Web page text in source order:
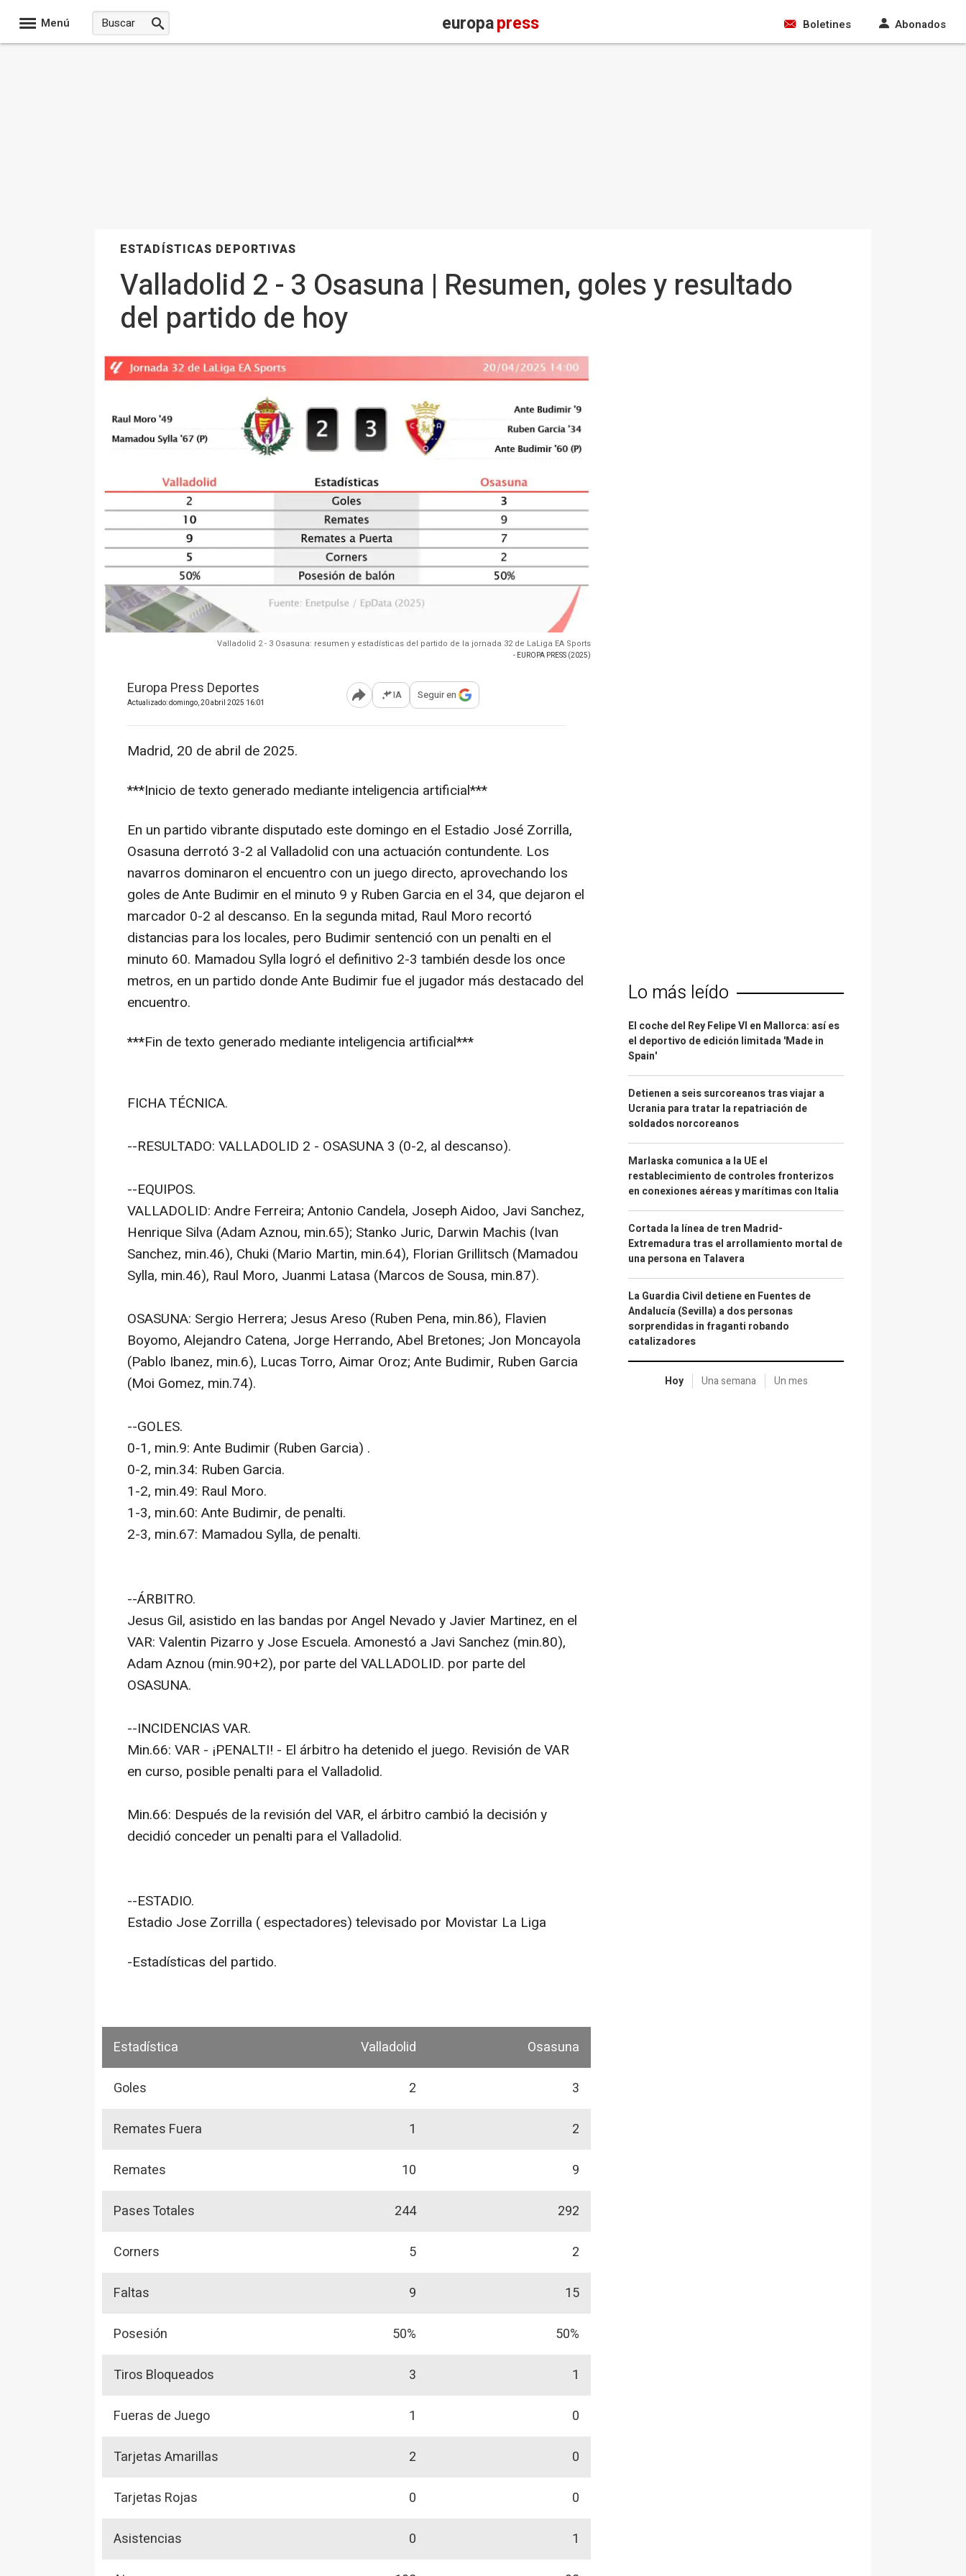
Menú europapress Boletines Abonados
ESTADÍSTICAS DEPORTIVAS
Valladolid 2 - 3 Osasuna | Resumen, goles y resultado
del partido de hoy
Valladolid 2 - 3 Osasuna: resumen y estadísticas del partido de la jornada 32 de LaLiga EA Sports
- EUROPA PRESS (2025)
Europa Press Deportes
Actualizado: domingo, 20 abril 2025 16:01 Abrir opciones para compartir
IA Seguir en
Madrid, 20 de abril de 2025.
***Inicio de texto generado mediante inteligencia artificial***
En un partido vibrante disputado este domingo en el Estadio José Zorrilla,
Osasuna derrotó 3-2 al Valladolid con una actuación contundente. Los
navarros dominaron el encuentro con un juego directo, aprovechando los
goles de Ante Budimir en el minuto 9 y Ruben Garcia en el 34, que dejaron el
marcador 0-2 al descanso. En la segunda mitad, Raul Moro recortó
distancias para los locales, pero Budimir sentenció con un penalti en el
minuto 60. Mamadou Sylla logró el definitivo 2-3 también desde los once
metros, en un partido donde Ante Budimir fue el jugador más destacado del
encuentro.
***Fin de texto generado mediante inteligencia artificial***
FICHA TÉCNICA.
--RESULTADO: VALLADOLID 2 - OSASUNA 3 (0-2, al descanso).
--EQUIPOS.
VALLADOLID: Andre Ferreira; Antonio Candela, Joseph Aidoo, Javi Sanchez,
Henrique Silva (Adam Aznou, min.65); Stanko Juric, Darwin Machis (Ivan
Sanchez, min.46), Chuki (Mario Martin, min.64), Florian Grillitsch (Mamadou
Sylla, min.46), Raul Moro, Juanmi Latasa (Marcos de Sousa, min.87).
OSASUNA: Sergio Herrera; Jesus Areso (Ruben Pena, min.86), Flavien
Boyomo, Alejandro Catena, Jorge Herrando, Abel Bretones; Jon Moncayola
(Pablo Ibanez, min.6), Lucas Torro, Aimar Oroz; Ante Budimir, Ruben Garcia
(Moi Gomez, min.74).
--GOLES.
0-1, min.9: Ante Budimir (Ruben Garcia) .
0-2, min.34: Ruben Garcia.
1-2, min.49: Raul Moro.
1-3, min.60: Ante Budimir, de penalti.
2-3, min.67: Mamadou Sylla, de penalti.
--ÁRBITRO.
Jesus Gil, asistido en las bandas por Angel Nevado y Javier Martinez, en el
VAR: Valentin Pizarro y Jose Escuela. Amonestó a Javi Sanchez (min.80),
Adam Aznou (min.90+2), por parte del VALLADOLID. por parte del
OSASUNA.
--INCIDENCIAS VAR.
Min.66: VAR - ¡PENALTI! - El árbitro ha detenido el juego. Revisión de VAR
en curso, posible penalti para el Valladolid.
Min.66: Después de la revisión del VAR, el árbitro cambió la decisión y
decidió conceder un penalti para el Valladolid.
--ESTADIO.
Estadio Jose Zorrilla ( espectadores) televisado por Movistar La Liga
-Estadísticas del partido.
Estadística Valladolid Osasuna
Goles 2 3
Remates Fuera 1 2
Remates 10 9
Pases Totales 244 292
Corners 5 2
Faltas 9 15
Posesión 50% 50%
Tiros Bloqueados 3 1
Fueras de Juego 1 0
Tarjetas Amarillas 2 0
Tarjetas Rojas 0 0
Asistencias 0 1
Lo más leído
El coche del Rey Felipe VI en Mallorca: así es
el deportivo de edición limitada 'Made in
Spain'
Detienen a seis surcoreanos tras viajar a
Ucrania para tratar la repatriación de
soldados norcoreanos
Marlaska comunica a la UE el
restablecimiento de controles fronterizos
en conexiones aéreas y marítimas con Italia
Cortada la línea de tren Madrid-
Extremadura tras el arrollamiento mortal de
una persona en Talavera
La Guardia Civil detiene en Fuentes de
Andalucía (Sevilla) a dos personas
sorprendidas in fraganti robando
catalizadores
Hoy Una semana Un mes